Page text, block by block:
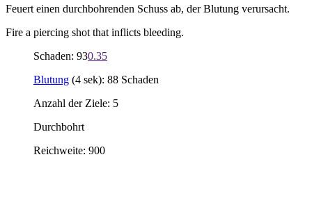
Feuert einen durchbohrenden Schuss ab, der Blutung verursacht.
Fire a piercing shot that inflicts bleeding.
Schaden: 930.35
Blutung (4 sek): 88 Schaden
Anzahl der Ziele: 5
Durchbohrt
Reichweite: 900